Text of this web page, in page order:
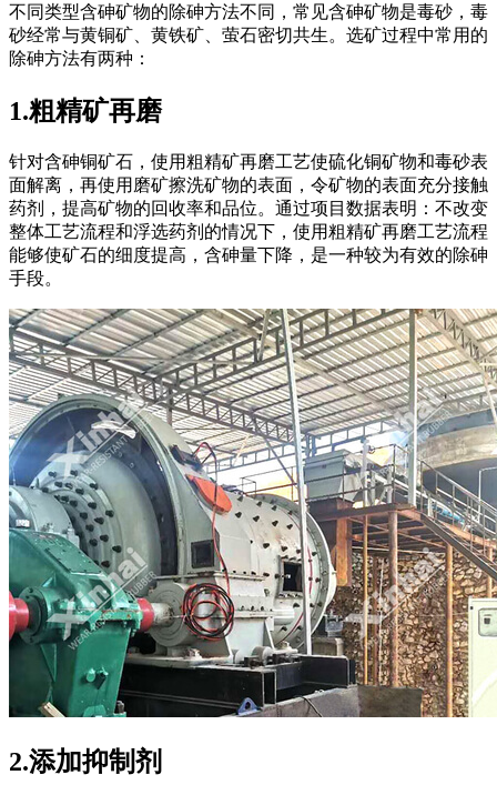
不同类型含砷矿物的除砷方法不同，常见含砷矿物是毒砂，毒
砂经常与黄铜矿、黄铁矿、萤石密切共生。选矿过程中常用的
除砷方法有两种：
1.粗精矿再磨
针对含砷铜矿石，使用粗精矿再磨工艺使硫化铜矿物和毒砂表
面解离，再使用磨矿擦洗矿物的表面，令矿物的表面充分接触
药剂，提高矿物的回收率和品位。通过项目数据表明：不改变
整体工艺流程和浮选药剂的情况下，使用粗精矿再磨工艺流程
能够使矿石的细度提高，含砷量下降，是一种较为有效的除砷
手段。
2.添加抑制剂